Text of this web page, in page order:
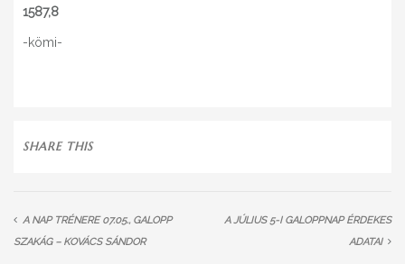
1587,8
-kömi-
SHARE THIS
A NAP TRÉNERE 07.05., GALOPP
SZAKÁG – KOVÁCS SÁNDOR
A JÚLIUS 5-I GALOPPNAP ÉRDEKES
ADATAI